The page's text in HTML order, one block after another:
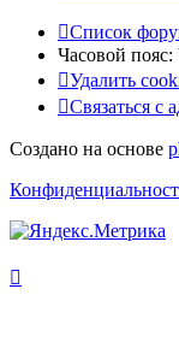
Список
Часовой пояс:
Удалить
Связаться с
Создано на основе